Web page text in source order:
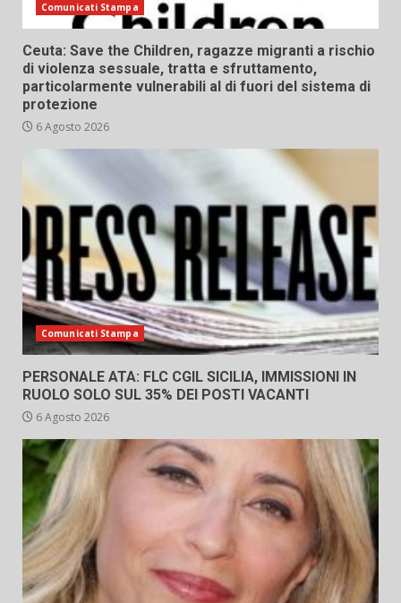
Comunicati Stampa
Ceuta: Save the Children, ragazze migranti a rischio
di violenza sessuale, tratta e sfruttamento,
particolarmente vulnerabili al di fuori del sistema di
protezione
6 Agosto 2026
Comunicati Stampa
PERSONALE ATA: FLC CGIL SICILIA, IMMISSIONI IN
RUOLO SOLO SUL 35% DEI POSTI VACANTI
6 Agosto 2026